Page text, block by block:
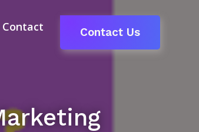
Contact Contact Us